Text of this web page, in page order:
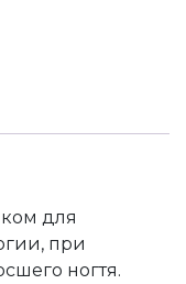
для
при
ногтя.